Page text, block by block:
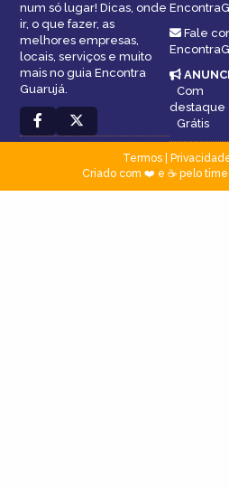
num só lugar! Dicas, onde
ir, o que fazer, as
melhores empresas,
locais, serviços e muito
mais no guia Encontra
Guarujá.
Fale
Com
destaque
Grátis
Termos|
Criado com ❤️ e ☕ pelo time